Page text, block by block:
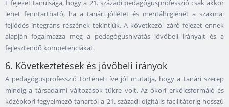
E fejezet tanulsága, hogy a 21. századi pedagógusprofesszió csak akkor
lehet fenntartható, ha a tanári jóllétet és mentálhigiénét a szakmai
fejlődés integráns részének tekintjük. A következő, záró fejezet ennek
alapján fogalmazza meg a pedagógushivatás jövőbeli irányait és a
fejlesztendő kompetenciákat.
6. Következtetések és jövőbeli irányok
A pedagógusprofesszió történeti íve jól mutatja, hogy a tanári szerep
mindig a társadalmi változások tükre volt. Az ókori erkölcsformáló és
középkori fegyelmező tanártól a 21. századi digitális facilitátorig hosszú